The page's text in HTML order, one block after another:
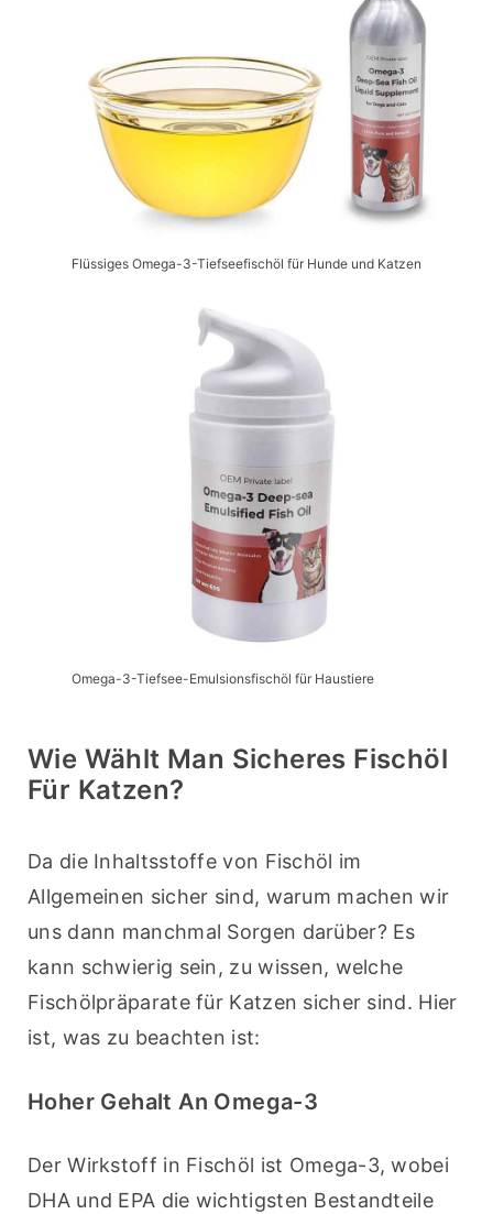
Flüssiges Omega-3-Tiefseefischöl für Hunde und Katzen
Omega-3-Tiefsee-Emulsionsfischöl für Haustiere
Wie Wählt Man Sicheres Fischöl
Für Katzen?
Da die Inhaltsstoffe von Fischöl im
Allgemeinen sicher sind, warum machen wir
uns dann manchmal Sorgen darüber? Es
kann schwierig sein, zu wissen, welche
Fischölpräparate für Katzen sicher sind. Hier
ist, was zu beachten ist:
Hoher Gehalt An Omega-3
Der Wirkstoff in Fischöl ist Omega-3, wobei
DHA und EPA die wichtigsten Bestandteile